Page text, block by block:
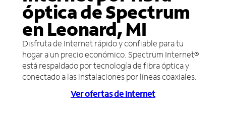
óptica de Spectrum
en Leonard, MI
Disfruta de Internet rápido y confiable para tu
hogar a un precio económico. Spectrum Internet®
está respaldado por tecnología de fibra óptica y
conectado a las instalaciones por líneas coaxiales.
Ver ofertas de Internet